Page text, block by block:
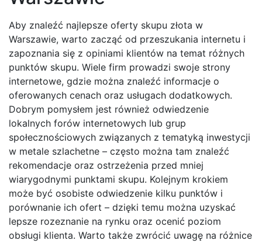
Aby znaleźć najlepsze oferty skupu złota w
Warszawie, warto zacząć od przeszukania internetu i
zapoznania się z opiniami klientów na temat różnych
punktów skupu. Wiele firm prowadzi swoje strony
internetowe, gdzie można znaleźć informacje o
oferowanych cenach oraz usługach dodatkowych.
Dobrym pomysłem jest również odwiedzenie
lokalnych forów internetowych lub grup
społecznościowych związanych z tematyką inwestycji
w metale szlachetne – często można tam znaleźć
rekomendacje oraz ostrzeżenia przed mniej
wiarygodnymi punktami skupu. Kolejnym krokiem
może być osobiste odwiedzenie kilku punktów i
porównanie ich ofert – dzięki temu można uzyskać
lepsze rozeznanie na rynku oraz ocenić poziom
obsługi klienta. Warto także zwrócić uwagę na różnice